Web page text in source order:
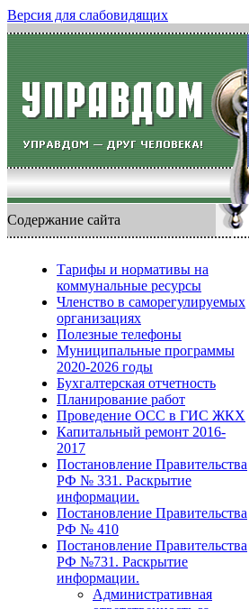
Версия для слабовидящих
Содержание сайта
Тарифы и нормативы на
коммунальные ресурсы
Членство в саморегулируемых
организациях
Полезные телефоны
Муниципальные программы
2020-2026 годы
Бухгалтерская отчетность
Планирование работ
Проведение ОСС в ГИС ЖКХ
Капитальный ремонт 2016-
2017
Постановление Правительства
РФ № 331. Раскрытие
информации.
Постановление Правительства
РФ № 410
Постановление Правительства
РФ №731. Раскрытие
информации.
Административная